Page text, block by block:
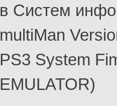
в Систем
multiMan
PS3 System
EMULATOR)